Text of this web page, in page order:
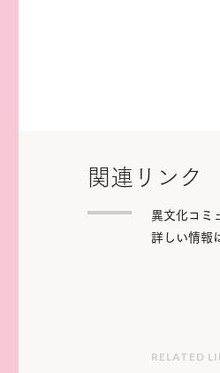
関連リンク
異文化コミ
詳しい情報
RELATED